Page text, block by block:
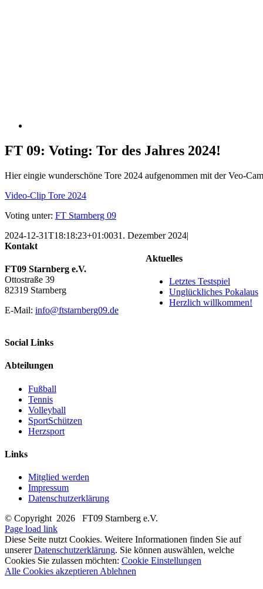
FT 09: Voting: Tor des Jahres 2024!
Hier eingie wunderschöne Tore 2024 aufgenommen mit der Veo-
Video-Clip Tore 2024
Voting unter: FT Starnberg 09
2024-12-31T18:18:23+01:0031. Dezember 2024|
Aktuelles
Letztes Testspiel
Unglückliches Pokalaus
Herzlich willkommen!
Kontakt
FT09 Starnberg e.V.
Ottostraße 39
82319 Starnberg
E-Mail: info@ftstarnberg09.de
Social Links
Abteilungen
Fußball
Tennis
Volleyball
SportSchützen
Herzsport
Links
Mitglied werden
Impressum
Datenschutzerklärung
© Copyright 2026 FT09 Starnberg e.V.
Page load link
Diese Seite nutzt Cookies. Weitere Informationen finden Sie auf
unsererDatenschutzerklärung. Sie können auswählen, welche
Cookies Sie zulassen möchten: Cookie Einstellungen
Alle Cookies akzeptieren Ablehnen